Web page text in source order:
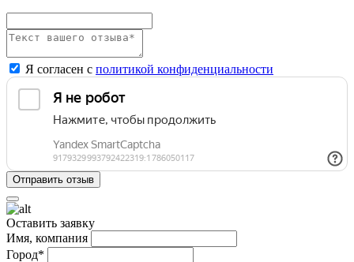
Я согласен с политикой конфиденциальности
Оставить заявку
Имя, компания
Город*